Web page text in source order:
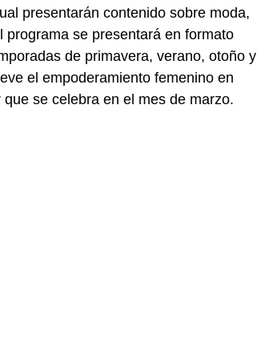
presentarán contenido sobre moda,
se presentará en formato
de primavera, verano, otoño y
el empoderamiento femenino en
se celebra en el mes de marzo.